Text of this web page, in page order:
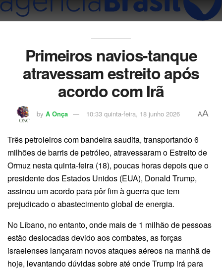
Primeiros navios-tanque
atravessam estreito após
acordo com Irã
by A Onça 10:33 quinta-feira, 18 junho 2026 AA
Três petroleiros com bandeira saudita, transportando 6
milhões de barris de petróleo, atravessaram o Estreito de
Ormuz nesta quinta-feira (18), poucas horas depois que o
presidente dos Estados Unidos (EUA), Donald Trump,
assinou um acordo para pôr fim à guerra que tem
prejudicado o abastecimento global de energia.
No Líbano, no entanto, onde mais de 1 milhão de pessoas
estão deslocadas devido aos combates, as forças
israelenses lançaram novos ataques aéreos na manhã de
hoje, levantando dúvidas sobre até onde Trump irá para